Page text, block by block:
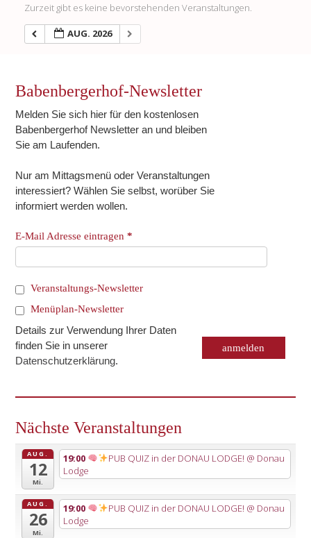
Zurzeit gibt es keine bevorstehenden Veranstaltungen.
AUG. 2026
Babenbergerhof-Newsletter
Melden Sie sich hier für den kostenlosen
Babenbergerhof Newsletter an und bleiben
Sie am Laufenden.
Nur am Mittagsmenü oder Veranstaltungen
interessiert? Wählen Sie selbst, worüber Sie
informiert werden wollen.
E-Mail Adresse eintragen*
Veranstaltungs-Newsletter
Menüplan-Newsletter
Details zur Verwendung Ihrer Daten
finden Sie in unserer
Datenschutzerklärung.
Nächste Veranstaltungen
AUG.
12
Mi.
19:00 PUB QUIZ in der DONAU LODGE! @ Donau
Lodge
AUG.
26
Mi.
19:00 PUB QUIZ in der DONAU LODGE! @ Donau
Lodge